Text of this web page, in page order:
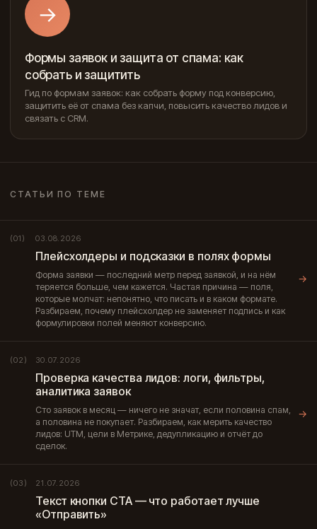
→
Формы заявок и защита от спама: как
собрать и защитить
Гид по формам заявок: как собрать форму под конверсию,
защитить её от спама без капчи, повысить качество лидов и
связать с CRM.
СТАТЬИ ПО ТЕМЕ
(01) 03.08.2026
Плейсхолдеры и подсказки в полях формы
Форма заявки — последний метр перед заявкой, и на нём
теряется больше, чем кажется. Частая причина — поля,
которые молчат: непонятно, что писать и в каком формате.
Разбираем, почему плейсхолдер не заменяет подпись и как
формулировки полей меняют конверсию.
→
(02) 30.07.2026
Проверка качества лидов: логи, фильтры,
аналитика заявок
Сто заявок в месяц — ничего не значат, если половина спам,
а половина не покупает. Разбираем, как мерить качество
лидов: UTM, цели в Метрике, дедупликацию и отчёт до
сделок.
→
(03) 21.07.2026
Текст кнопки CTA — что работает лучше
«Отправить»